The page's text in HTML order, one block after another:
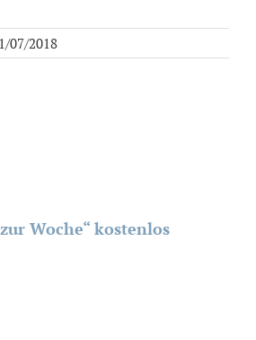
07/2018
Woche“ kostenlos